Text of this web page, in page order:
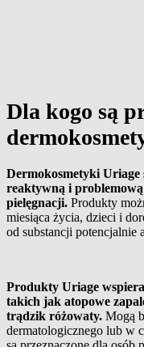
Dla kogo są
Dermokosmetyki Uriage
reaktywną i
pielęgnacji. Produkty
miesiąca życia, dzieci i
od substancji potencjalnie
Produkty Uriage
takich jak atopowe
trądzik różowaty. Mogą
dermatologicznego lub w